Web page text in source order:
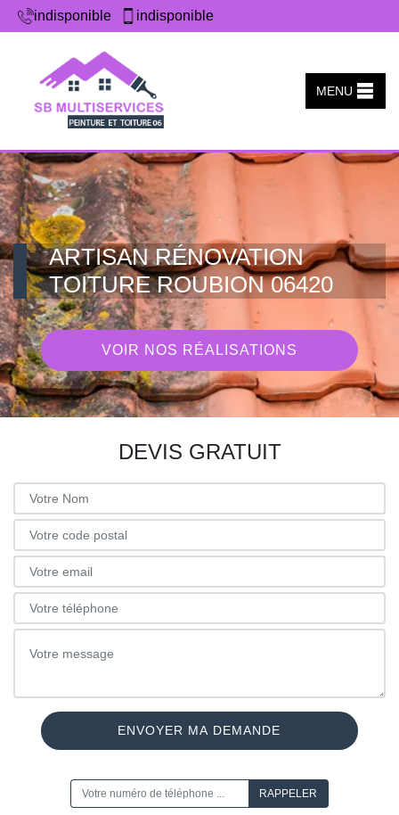
indisponible indisponible
MENU
ARTISAN RÉNOVATION
TOITURE ROUBION 06420
VOIR NOS RÉALISATIONS
DEVIS GRATUIT